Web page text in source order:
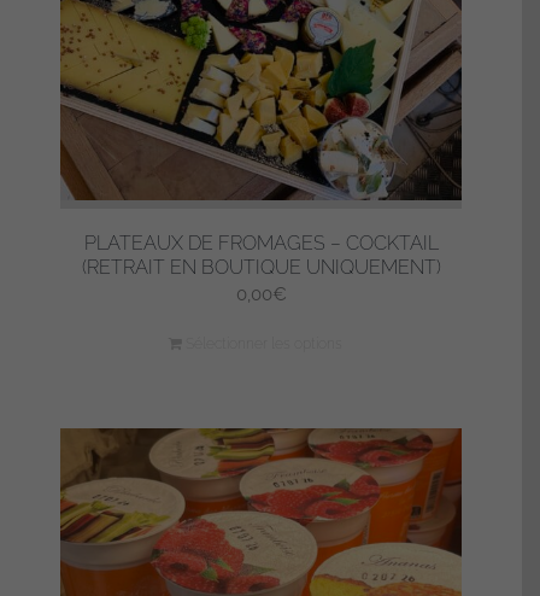
PLATEAUX DE FROMAGES – COCKTAIL
(RETRAIT EN BOUTIQUE UNIQUEMENT)
0,00€